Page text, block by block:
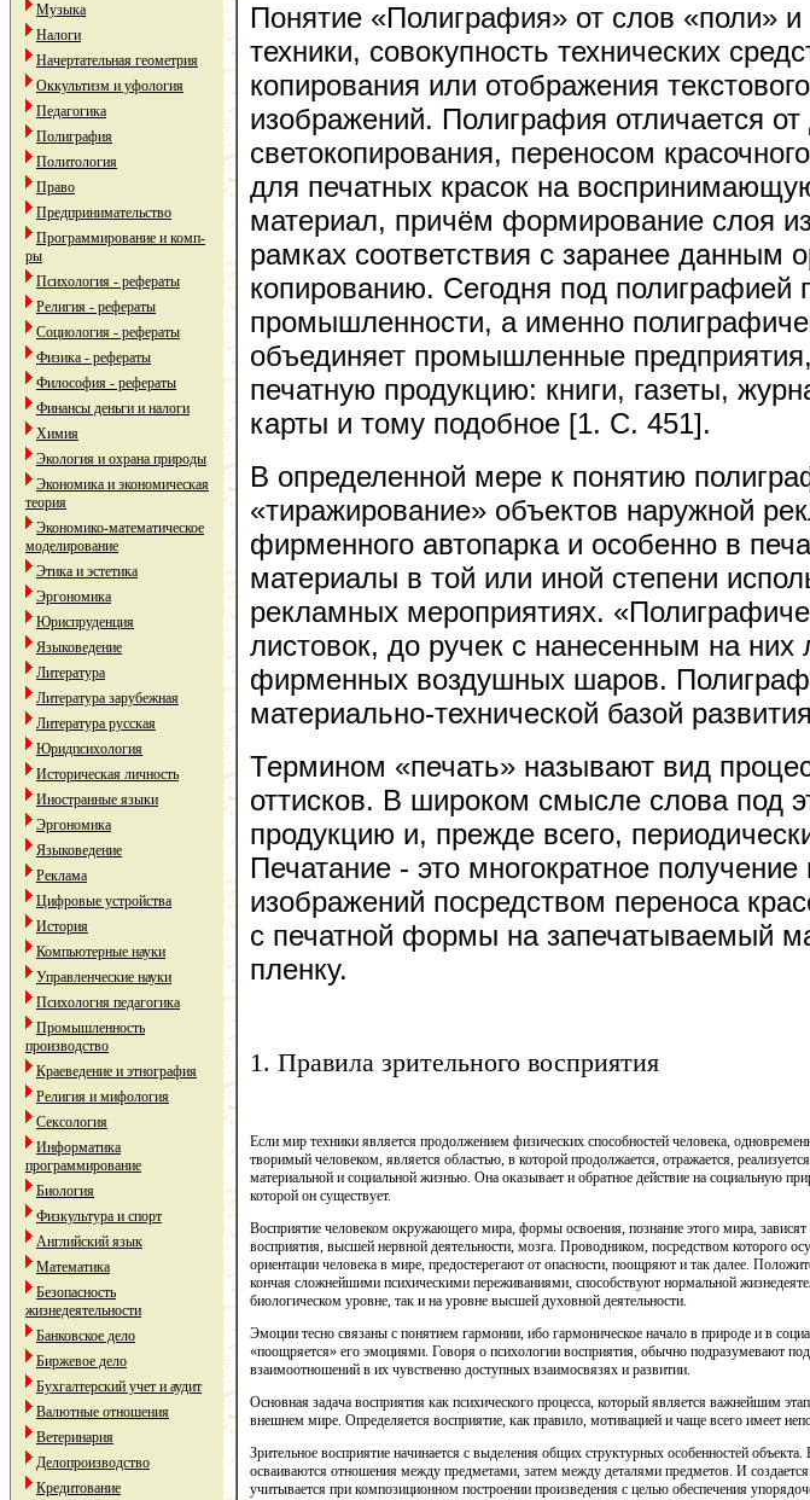
Музыка
Налоги
Начертательная геометрия
Оккультизм и уфология
Педагогика
Полиграфия
Политология
Право
Предпринимательство
Программирование и комп-
ры
Психология - рефераты
Религия - рефераты
Социология - рефераты
Физика - рефераты
Философия - рефераты
Финансы деньги и налоги
Химия
Экология и охрана природы
Экономика и экономическая
теория
Экономико-математическое
моделирование
Этика и эстетика
Эргономика
Юриспруденция
Языковедение
Литература
Литература зарубежная
Литература русская
Юридпсихология
Историческая личность
Иностранные языки
Эргономика
Языковедение
Реклама
Цифровые устройства
История
Компьютерные науки
Управленческие науки
Психология педагогика
Промышленность
производство
Краеведение и этнография
Религия и мифология
Сексология
Информатика
программирование
Биология
Физкультура и спорт
Английский язык
Математика
Безопасность
жизнедеятельности
Банковское дело
Биржевое дело
Бухгалтерский учет и аудит
Валютные отношения
Ветеринария
Делопроизводство
Кредитование
Понятие «Полиграфия» от слов «поли»
техники, совокупность технических
копирования или отображения
изображений. Полиграфия отличается
светокопирования, переносом
для печатных красок на
материал, причём формирование слоя
рамках соответствия с заранее данным
копированию. Сегодня под полиграфией
промышленности, а именно
объединяет промышленные
печатную продукцию: книги, газеты,
карты и тому подобное [1. С. 451].
В определенной мере к понятию
«тиражирование» объектов наружной
фирменного автопарка и особенно в
материалы в той или иной степени
рекламных мероприятиях.
листовок, до ручек с нанесенным на них
фирменных воздушных шаров.
материально-технической базой
Термином «печать» называют вид
оттисков. В широком смысле слова под
продукцию и, прежде всего,
Печатание - это многократное
изображений посредством переноса
с печатной формы на запечатываемый
пленку.
1. Правила зрительного восприятия
Если мир техники является продолжением физических способностей человека,
творимый человеком, является областью, в которой продолжается, отражается,
материальной и социальной жизнью. Она оказывает и обратное действие на социальную
которой он существует.
Восприятие человеком окружающего мира, формы освоения, познание этого мира, зависят
восприятия, высшей нервной деятельности, мозга. Проводником, посредством которого
ориентации человека в мире, предостерегают от опасности, поощряют и так далее.
кончая сложнейшими психическими переживаниями, способствуют нормальной
биологическом уровне, так и на уровне высшей духовной деятельности.
Эмоции тесно связаны с понятием гармонии, ибо гармоническое начало в природе и в
«поощряется» его эмоциями. Говоря о психологии восприятия, обычно подразумевают
взаимоотношений в их чувственно доступных взаимосвязях и развитии.
Основная задача восприятия как психического процесса, который является важнейшим
внешнем мире. Определяется восприятие, как правило, мотивацией и чаще всего имеет
Зрительное восприятие начинается с выделения общих структурных особенностей
осваиваются отношения между предметами, затем между деталями предметов. И создается
учитывается при композиционном построении произведения с целью обеспечения